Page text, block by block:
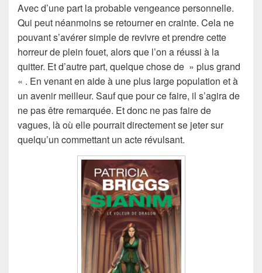
Avec d’une part la probable vengeance personnelle.
Qui peut néanmoins se retourner en crainte. Cela ne
pouvant s’avérer simple de revivre et prendre cette
horreur de plein fouet, alors que l’on a réussi à la
quitter. Et d’autre part, quelque chose de » plus grand
« . En venant en aide à une plus large population et à
un avenir meilleur. Sauf que pour ce faire, il s’agira de
ne pas être remarquée. Et donc ne pas faire de
vagues, là où elle pourrait directement se jeter sur
quelqu’un commettant un acte révulsant.